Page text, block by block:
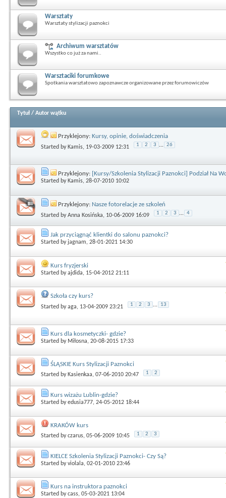
Warsztaty
Warsztaty stylizacji paznokci
Archiwum warsztatów
Wszystko co już za nami..
Warsztaciki forumkowe
Spotkania warsztatowo zapoznawcze organizowane przez forumowiczów
Tytuł / Autor wątku
Przyklejony: Kursy, opinie, doświadczenia
Started by Kamis, 19-03-2009 12:31 1 2 3 ... 26
Przyklejony: [Kursy/Szkolenia Stylizacji Paznokci] Podział Na
Started by Kamis, 28-07-2010 10:02
Przyklejony: Nasze fotorelacje ze szkoleń
Started byAnna Kosińska, 10-06-2009 16:09 1 2 3 ... 4
Jak przyciągnąć klientki do salonu paznokci?
Started by jagnam, 28-01-2021 14:30
Kurs fryzjerski
Started byajdida, 15-04-2012 21:11
Szkoła czy kurs?
Started byaga, 13-04-2009 23:21 1 2 3 ... 13
Kurs dla kosmetyczki- gdzie?
Started by Miłosna, 20-08-2015 17:33
ŚLĄSKIE Kurs Stylizacji Paznokci
Started by Kasienkaa, 07-06-2010 20:47 1 2
Kurs wizażu Lublin-gdzie?
Started byedusia777, 24-05-2012 18:44
KRAKÓW kurs
Started byczarus, 05-06-2009 10:45 1 2 3
KIELCE Szkolenia Stylizacji Paznokci- Czy Są?
Started byviolala, 02-01-2010 23:46
Kurs na instruktora paznokci
Started bycass, 05-03-2021 13:04